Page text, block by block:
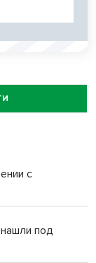
с
под